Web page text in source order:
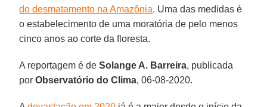
do desmatamento na Amazônia. Uma das medidas é
o estabelecimento de uma moratória de pelo menos
cinco anos ao corte da floresta.
A reportagem é deSolange A. Barreira, publicada
porObservatório do Clima, 06-08-2020.